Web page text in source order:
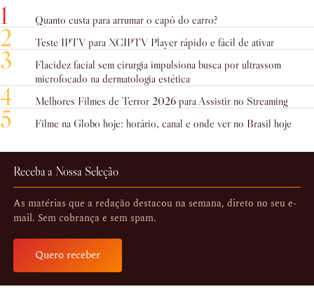
1 Quanto custa para arrumar o capô do carro?
2 Teste IPTV para XCIPTV Player rápido e fácil de ativar
3
Flacidez facial sem cirurgia impulsiona busca por ultrassom
microfocado na dermatologia estética
4 Melhores Filmes de Terror 2026 para Assistir no Streaming
5 Filme na Globo hoje: horário, canal e onde ver no Brasil hoje
Receba a Nossa Seleção
As matérias que a redação destacou na semana, direto no seu e-
mail. Sem cobrança e sem spam.
Quero receber